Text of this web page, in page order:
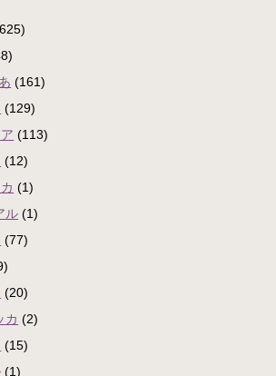
(161)
(129)
(113)
(12)
(1)
ル (1)
(77)
(20)
カ (2)
(15)
(1)